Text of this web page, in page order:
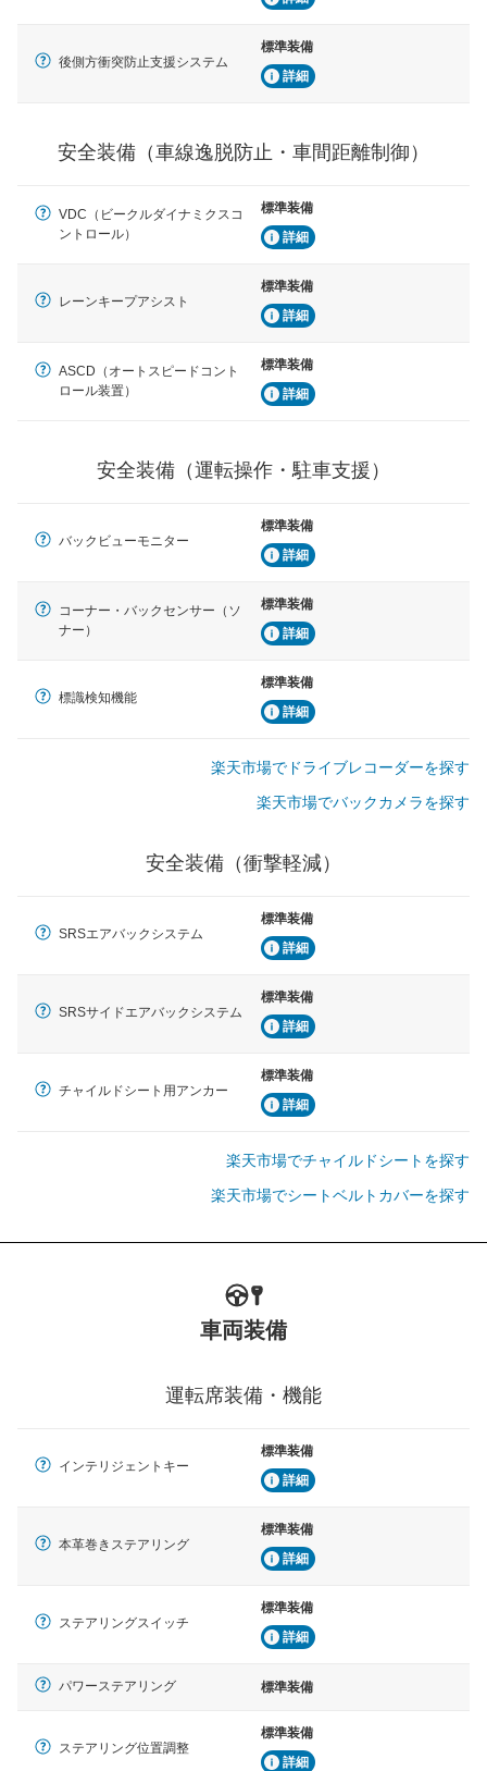
ブ・クルーズ・コントロールなどが装備されています。
運転・駐車支援
駐車をスムーズに行うためにインテリジェンスパーキン
グ・アシストやサイドブラインドモニターなどが装備さ
衝撃軽減
ルトなどが装備されています。
後側方衝突防止支援システム
標準装備
詳細
安全装備（車線逸脱防止・車間距離制御）
VDC（ビークルダイナミクスコ
ントロール）
標準装備
詳細
レーンキープアシスト
標準装備
詳細
ASCD（オートスピードコント
ロール装置）
標準装備
詳細
安全装備（運転操作・駐車支援）
バックビューモニター
標準装備
詳細
コーナー・バックセンサー（ソ
ナー）
標準装備
詳細
標識検知機能
標準装備
詳細
楽天市場でドライブレコーダーを探す
楽天市場でバックカメラを探す
安全装備（衝撃軽減）
SRSエアバックシステム
標準装備
詳細
SRSサイドエアバックシステム
標準装備
詳細
チャイルドシート用アンカー
標準装備
詳細
楽天市場でチャイルドシートを探す
楽天市場でシートベルトカバーを探す
車両装備
運転席装備・機能
インテリジェントキー
標準装備
詳細
本革巻きステアリング
標準装備
詳細
ステアリングスイッチ
標準装備
詳細
パワーステアリング 標準装備
ステアリング位置調整
標準装備
詳細